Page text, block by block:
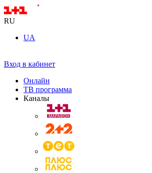
RU
UA
Вход в кабинет
Онлайн
ТВ программа
Каналы